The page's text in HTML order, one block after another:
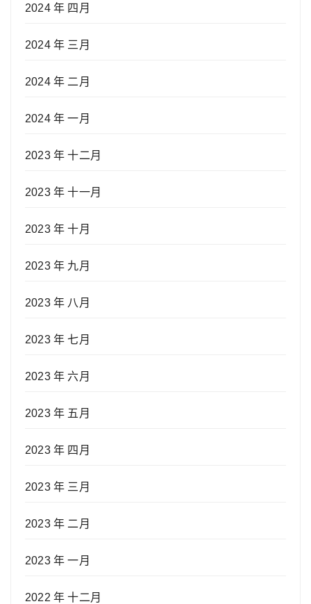
2024 年 四月
2024 年 三月
2024 年 二月
2024 年 一月
2023 年 十二月
2023 年 十一月
2023 年 十月
2023 年 九月
2023 年 八月
2023 年 七月
2023 年 六月
2023 年 五月
2023 年 四月
2023 年 三月
2023 年 二月
2023 年 一月
2022 年 十二月